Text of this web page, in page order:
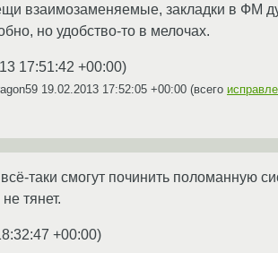
взаимозаменяемые, закладки в ФМ
но удобство-то в мелочах.
17:51:42 +00:00)
19.02.2013 17:52:05 +00:00 (всего
таки смогут починить поломанную
тянет.
+00:00)